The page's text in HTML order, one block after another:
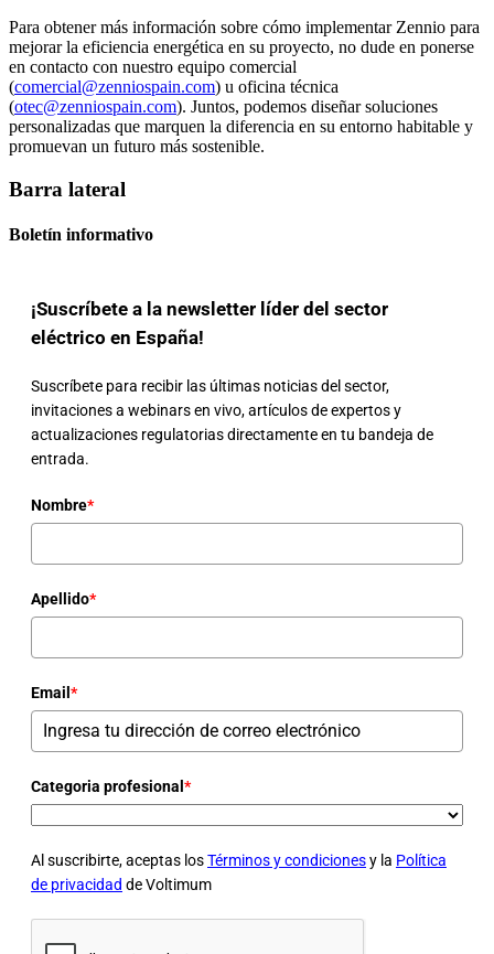
Para obtener más información sobre cómo implementar Zennio para
mejorar la eficiencia energética en su proyecto, no dude en ponerse
en contacto con nuestro equipo comercial
(comercial@zenniospain.com) u oficina técnica
(otec@zenniospain.com). Juntos, podemos diseñar soluciones
personalizadas que marquen la diferencia en su entorno habitable y
promuevan un futuro más sostenible.
Barra lateral
Boletín informativo
¡Suscríbete a la newsletter líder del sector
eléctrico en España!
Suscríbete para recibir las últimas noticias del sector,
invitaciones a webinars en vivo, artículos de expertos y
actualizaciones regulatorias directamente en tu bandeja de
entrada.
Nombre*
Apellido*
Email *
Categoria profesional *
Al suscribirte, aceptas losTérminos y condicionesy la Política
de privacidad de Voltimum